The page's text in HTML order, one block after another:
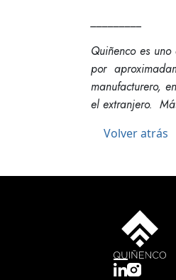
Quiñencoes uno
por
manufacturero,
el extranjero.
Volver atrás